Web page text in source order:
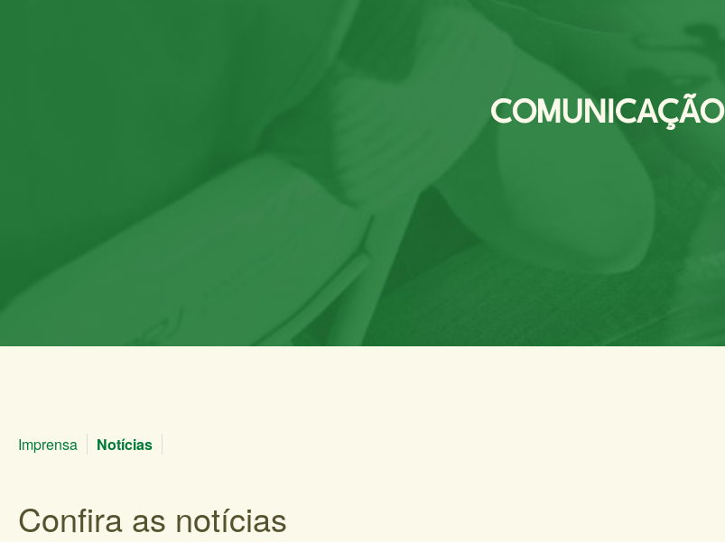
COMUNICAÇÃO
Imprensa Notícias
Confira as notícias